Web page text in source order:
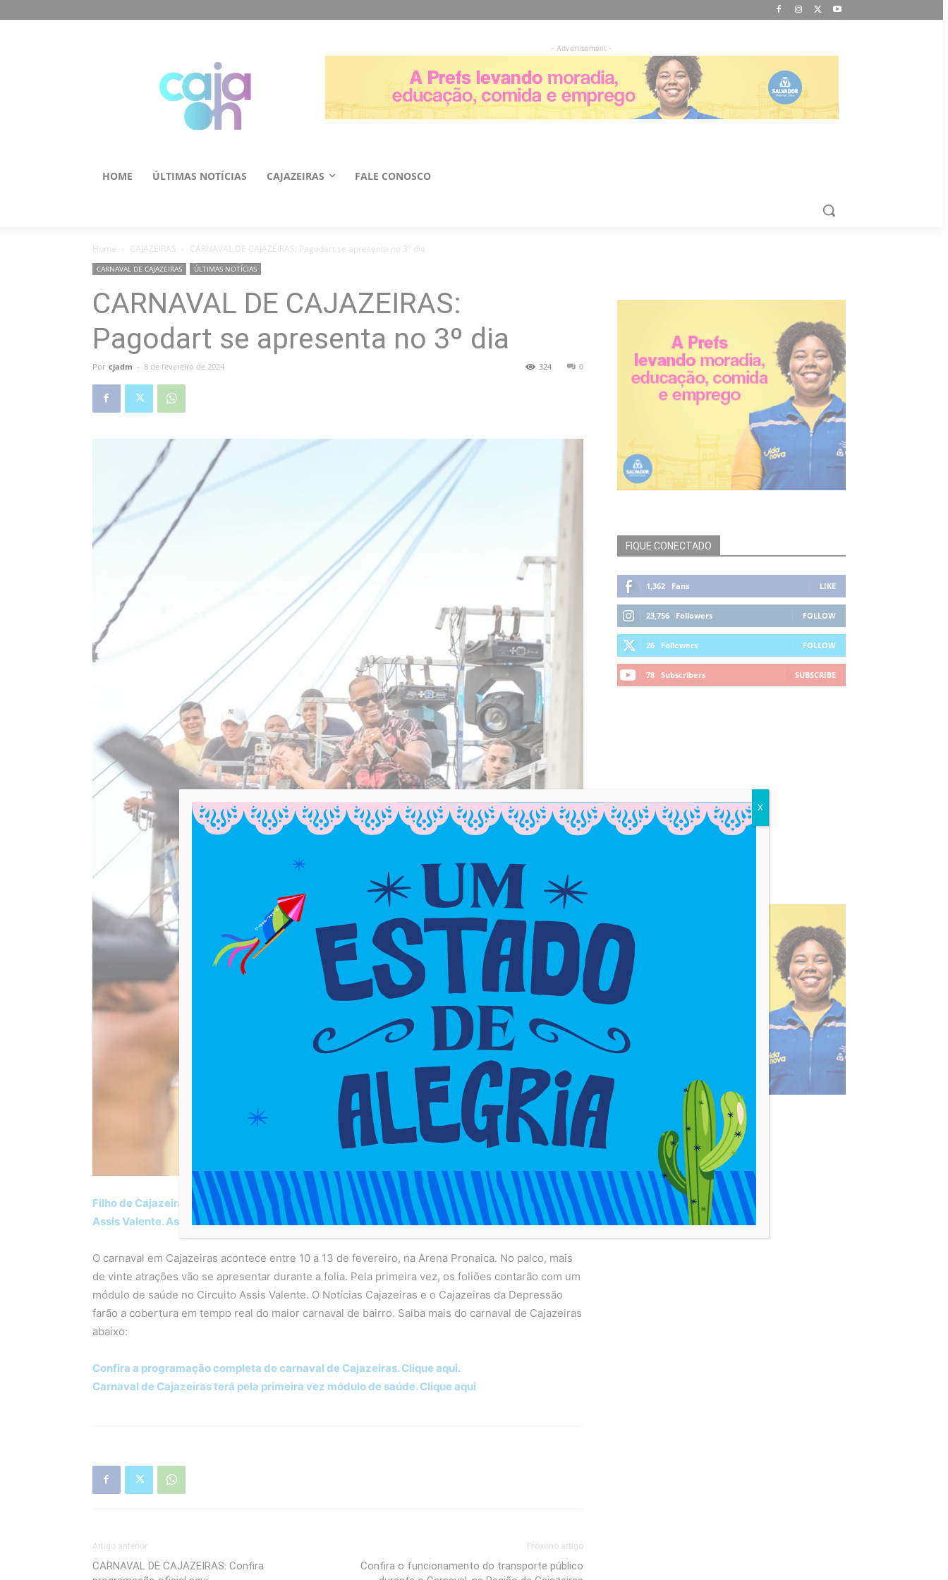
- Advertisement -
HOME ÚLTIMAS NOTÍCIAS CAJAZEIRAS FALE CONOSCO
Home CAJAZEIRAS CARNAVAL DE CAJAZEIRAS: Pagodart se apresenta no 3º dia
CARNAVAL DE CAJAZEIRAS ÚLTIMAS NOTÍCIAS
CARNAVAL DE CAJAZEIRAS:
Pagodart se apresenta no 3º dia
Por cjadm - 8 de fevereiro de 2024 0
324
Filho de Cajazeiras, o cantor e compositor Flavinho, falou da expectativa para a folia no Circuito
Assis Valente. Assista aqui
O carnaval em Cajazeiras acontece entre 10 a 13 de fevereiro, na Arena Pronaica. No palco, mais
de vinte atrações vão se apresentar durante a folia. Pela primeira vez, os foliões contarão com um
módulo de saúde no Circuito Assis Valente. O Notícias Cajazeiras e o Cajazeiras da Depressão
farão a cobertura em tempo real do maior carnaval de bairro. Saiba mais do carnaval de Cajazeiras
abaixo:
Confira a programação completa do carnaval de Cajazeiras. Clique aqui.
Carnaval de Cajazeiras terá pela primeira vez módulo de saúde. Clique aqui
Artigo anterior
CARNAVAL DE CAJAZEIRAS: Confira
Próximo artigo
Confira o funcionamento do transporte público
FIQUE CONECTADO
1,362 Fans LIKE
23,756 Followers FOLLOW
26 Followers FOLLOW
78 Subscribers SUBSCRIBE
X